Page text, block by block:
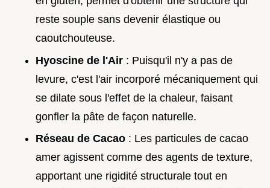
reste souple sans devenir élastique ou
caoutchouteuse.
Hyoscine de l'Air : Puisqu'il n'y a pas de
levure, c'est l'air incorporé mécaniquement qui
se dilate sous l'effet de la chaleur, faisant
gonfler la pâte de façon naturelle.
Réseau de Cacao : Les particules de cacao
amer agissent comme des agents de texture,
apportant une rigidité structurale tout en